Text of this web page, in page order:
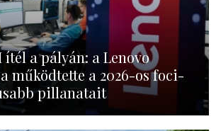
ítél a pályán: a Lenovo
működtette a 2026-os foci-
pillanatait